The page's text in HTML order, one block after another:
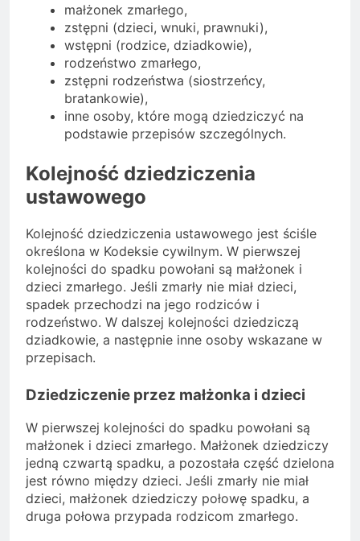
małżonek zmarłego,
zstępni (dzieci, wnuki, prawnuki),
wstępni (rodzice, dziadkowie),
rodzeństwo zmarłego,
zstępni rodzeństwa (siostrzeńcy,
bratankowie),
inne osoby, które mogą dziedziczyć na
podstawie przepisów szczególnych.
Kolejność dziedziczenia
ustawowego
Kolejność dziedziczenia ustawowego jest ściśle
określona w Kodeksie cywilnym. W pierwszej
kolejności do spadku powołani są małżonek i
dzieci zmarłego. Jeśli zmarły nie miał dzieci,
spadek przechodzi na jego rodziców i
rodzeństwo. W dalszej kolejności dziedziczą
dziadkowie, a następnie inne osoby wskazane w
przepisach.
Dziedziczenie przez małżonka i dzieci
W pierwszej kolejności do spadku powołani są
małżonek i dzieci zmarłego. Małżonek dziedziczy
jedną czwartą spadku, a pozostała część dzielona
jest równo między dzieci. Jeśli zmarły nie miał
dzieci, małżonek dziedziczy połowę spadku, a
druga połowa przypada rodzicom zmarłego.